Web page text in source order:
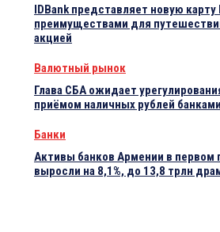
IDBank представляет новую
преимуществами для
акцией
Валютный рынок
Глава СБА ожидает
приёмом наличных рублей
Банки
Активы банков Армении в первом
выросли на 8,1%, до 13,8 трлн